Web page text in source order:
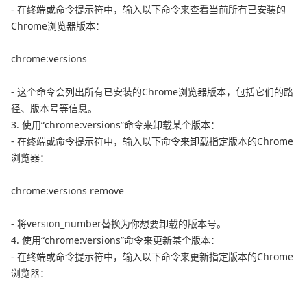
- 在终端或命令提示符中，输入以下命令来查看当前所有已安装的
Chrome浏览器版本：
chrome:versions
- 这个命令会列出所有已安装的Chrome浏览器版本，包括它们的路
径、版本号等信息。
3. 使用“chrome:versions”命令来卸载某个版本：
- 在终端或命令提示符中，输入以下命令来卸载指定版本的Chrome
浏览器：
chrome:versions remove
- 将version_number替换为你想要卸载的版本号。
4. 使用“chrome:versions”命令来更新某个版本：
- 在终端或命令提示符中，输入以下命令来更新指定版本的Chrome
浏览器：